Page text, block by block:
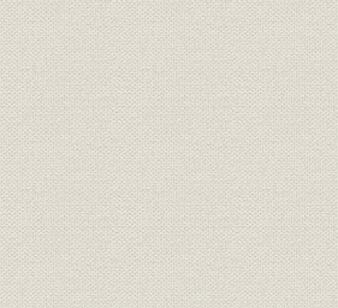
13 その他の製品
第4節 昭和時代その2(昭和21年~30年)
1 時代背景
2 当社の状況
3 エンジン発電機
4 水車発電機